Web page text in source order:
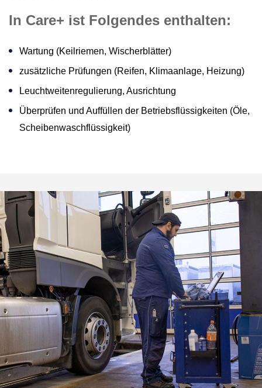
In Care+ ist Folgendes enthalten:
Wartung (Keilriemen, Wischerblätter)
zusätzliche Prüfungen (Reifen, Klimaanlage, Heizung)
Leuchtweitenregulierung, Ausrichtung
Überprüfen und Auffüllen der Betriebsflüssigkeiten (Öle,
Scheibenwaschflüssigkeit)